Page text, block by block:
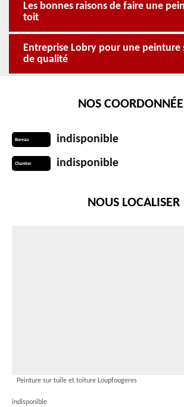
Les bonnes raisons de faire une
toit
Entreprise Lobry pour une peinture
de qualité
NOS
Bureau indisponible
Chantier indisponible
NOUS LOCALISER
Peinture sur tuile et toiture Loupfougeres
indisponible